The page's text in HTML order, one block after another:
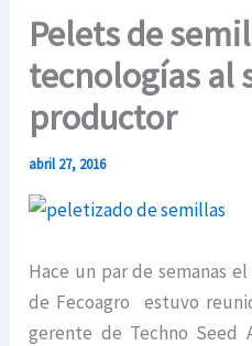
Pelets de
tecnologías al
productor
abril 27, 2016
Hace un par de semanas
de Fecoagro estuvo
gerente de Techno Seed